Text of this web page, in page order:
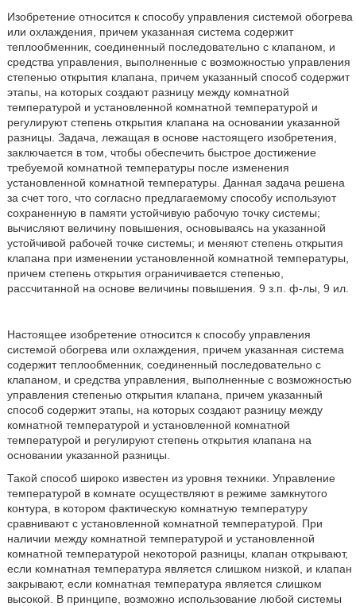
Изобретение относится к способу управления системой обогрева
или охлаждения, причем указанная система содержит
теплообменник, соединенный последовательно с клапаном, и
средства управления, выполненные с возможностью управления
степенью открытия клапана, причем указанный способ содержит
этапы, на которых создают разницу между комнатной
температурой и установленной комнатной температурой и
регулируют степень открытия клапана на основании указанной
разницы. Задача, лежащая в основе настоящего изобретения,
заключается в том, чтобы обеспечить быстрое достижение
требуемой комнатной температуры после изменения
установленной комнатной температуры. Данная задача решена
за счет того, что согласно предлагаемому способу используют
сохраненную в памяти устойчивую рабочую точку системы;
вычисляют величину повышения, основываясь на указанной
устойчивой рабочей точке системы; и меняют степень открытия
клапана при изменении установленной комнатной температуры,
причем степень открытия ограничивается степенью,
рассчитанной на основе величины повышения. 9 з.п. ф-лы, 9 ил.
Настоящее изобретение относится к способу управления
системой обогрева или охлаждения, причем указанная система
содержит теплообменник, соединенный последовательно с
клапаном, и средства управления, выполненные с возможностью
управления степенью открытия клапана, причем указанный
способ содержит этапы, на которых создают разницу между
комнатной температурой и установленной комнатной
температурой и регулируют степень открытия клапана на
основании указанной разницы.
Такой способ широко известен из уровня техники. Управление
температурой в комнате осуществляют в режиме замкнутого
контура, в котором фактическую комнатную температуру
сравнивают с установленной комнатной температурой. При
наличии между комнатной температурой и установленной
комнатной температурой некоторой разницы, клапан открывают,
если комнатная температура является слишком низкой, и клапан
закрывают, если комнатная температура является слишком
высокой. В принципе, возможно использование любой системы